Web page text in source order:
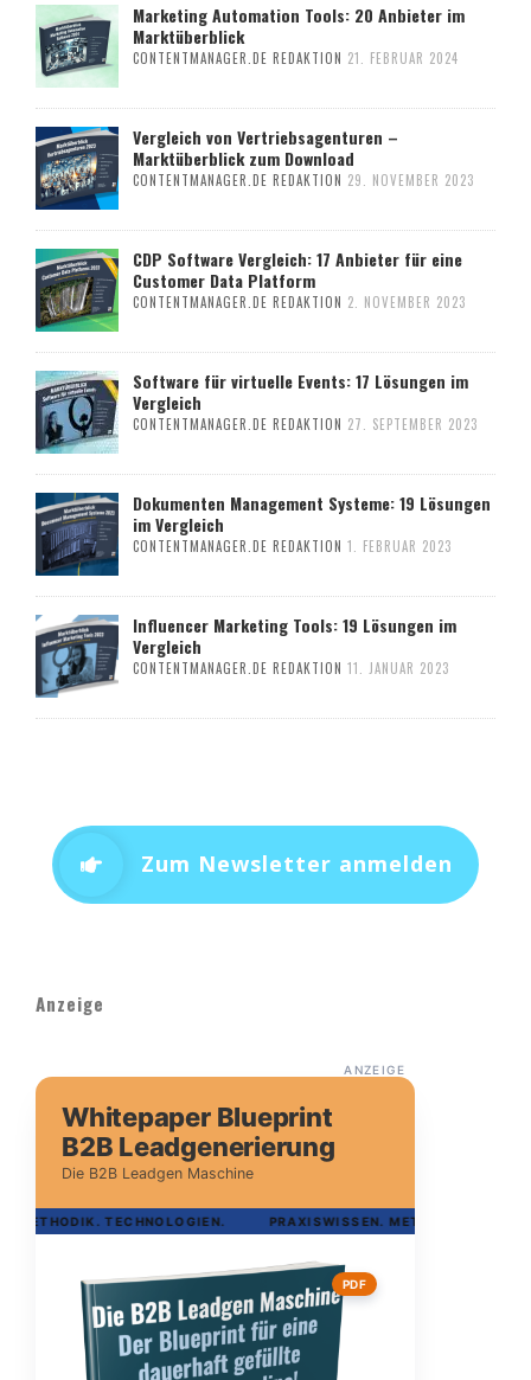
Marketing Automation Tools: 20 Anbieter im
Marktüberblick
CONTENTMANAGER.DE REDAKTION 21. FEBRUAR 2024
Vergleich von Vertriebsagenturen –
Marktüberblick zum Download
CONTENTMANAGER.DE REDAKTION 29. NOVEMBER 2023
CDP Software Vergleich: 17 Anbieter für eine
Customer Data Platform
CONTENTMANAGER.DE REDAKTION 2. NOVEMBER 2023
Software für virtuelle Events: 17 Lösungen im
Vergleich
CONTENTMANAGER.DE REDAKTION 27. SEPTEMBER 2023
Dokumenten Management Systeme: 19 Lösungen
im Vergleich
CONTENTMANAGER.DE REDAKTION 1. FEBRUAR 2023
Influencer Marketing Tools: 19 Lösungen im
Vergleich
CONTENTMANAGER.DE REDAKTION 11. JANUAR 2023
Zum Newsletter anmelden
Anzeige